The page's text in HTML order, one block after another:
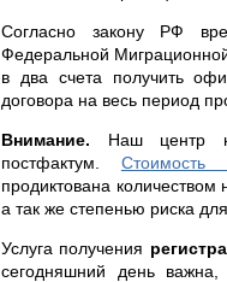
Согласно закону РФ
Федеральной
в два счета получить
договора на весь период
Внимание. Наш центр
постфактум. Стоимость
продиктована
а так же степенью риска
Услуга получения
сегодняшний день